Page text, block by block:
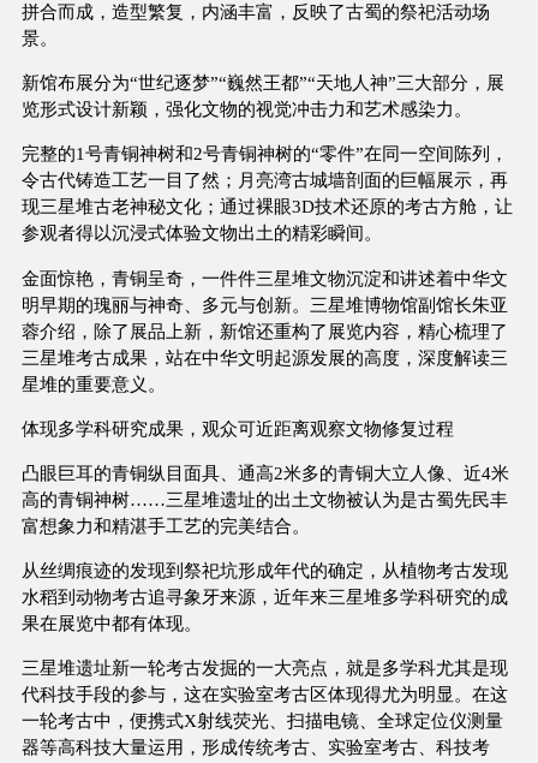
拼合而成，造型繁复，内涵丰富，反映了古蜀的祭祀活动场
景。
新馆布展分为“世纪逐梦”“巍然王都”“天地人神”三大部分，展
览形式设计新颖，强化文物的视觉冲击力和艺术感染力。
完整的1号青铜神树和2号青铜神树的“零件”在同一空间陈列，
令古代铸造工艺一目了然；月亮湾古城墙剖面的巨幅展示，再
现三星堆古老神秘文化；通过裸眼3D技术还原的考古方舱，让
参观者得以沉浸式体验文物出土的精彩瞬间。
金面惊艳，青铜呈奇，一件件三星堆文物沉淀和讲述着中华文
明早期的瑰丽与神奇、多元与创新。三星堆博物馆副馆长朱亚
蓉介绍，除了展品上新，新馆还重构了展览内容，精心梳理了
三星堆考古成果，站在中华文明起源发展的高度，深度解读三
星堆的重要意义。
体现多学科研究成果，观众可近距离观察文物修复过程
凸眼巨耳的青铜纵目面具、通高2米多的青铜大立人像、近4米
高的青铜神树……三星堆遗址的出土文物被认为是古蜀先民丰
富想象力和精湛手工艺的完美结合。
从丝绸痕迹的发现到祭祀坑形成年代的确定，从植物考古发现
水稻到动物考古追寻象牙来源，近年来三星堆多学科研究的成
果在展览中都有体现。
三星堆遗址新一轮考古发掘的一大亮点，就是多学科尤其是现
代科技手段的参与，这在实验室考古区体现得尤为明显。在这
一轮考古中，便携式X射线荧光、扫描电镜、全球定位仪测量
器等高科技大量运用，形成传统考古、实验室考古、科技考